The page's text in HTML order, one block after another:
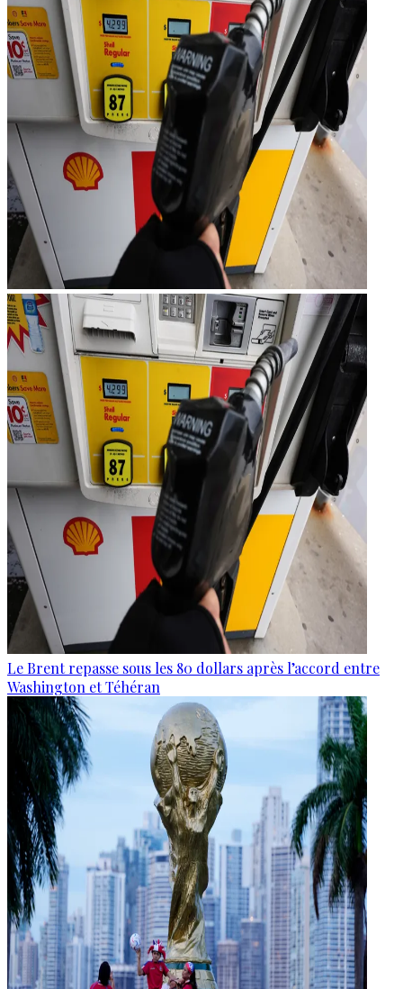
Le Brent repasse sous les 80 dollars après l’accord entre
Washington et Téhéran